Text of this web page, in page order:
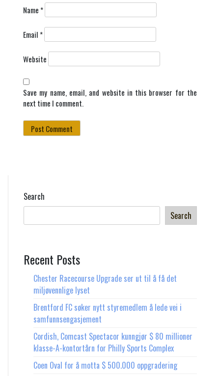
Name *
Email *
Website
Save my name, email, and website in this browser for the
next time I comment.
Search
Search
Recent Posts
Chester Racecourse Upgrade ser ut til å få det
miljøvennlige lyset
Brentford FC søker nytt styremedlem å lede vei i
samfunnsengasjement
Cordish, Comcast Spectacor kunngjør $ 80 millioner
klasse-A-kontortårn for Philly Sports Complex
Coen Oval for å motta $ 500.000 oppgradering